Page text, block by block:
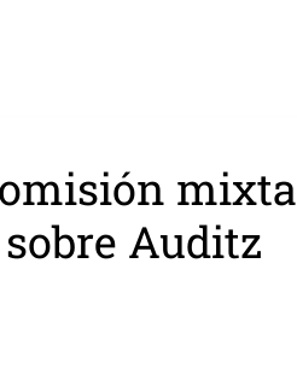
mixta
Auditz